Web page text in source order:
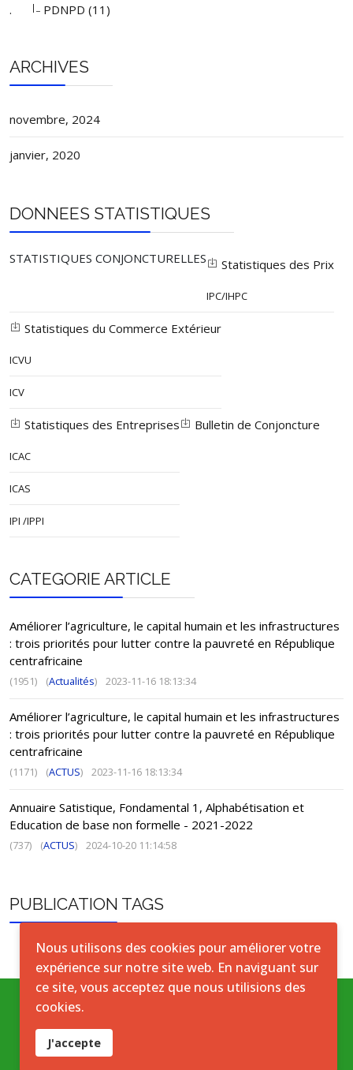
. |_ PDNPD (11)
ARCHIVES
novembre, 2024
janvier, 2020
DONNEES STATISTIQUES
STATISTIQUES CONJONCTURELLES Statistiques des Prix
IPC/IHPC
Statistiques du Commerce Extérieur
ICVU
ICV
Statistiques des Entreprises
ICAC
ICAS
IPI /IPPI
Bulletin de Conjoncture
CATEGORIE ARTICLE
Améliorer l’agriculture, le capital humain et les infrastructures
: trois priorités pour lutter contre la pauvreté en République
centrafricaine
(1951) (Actualités) 2023-11-16 18:13:34
Améliorer l’agriculture, le capital humain et les infrastructures
: trois priorités pour lutter contre la pauvreté en République
centrafricaine
(1171) (ACTUS) 2023-11-16 18:13:34
Annuaire Satistique, Fondamental 1, Alphabétisation et
Education de base non formelle - 2021-2022
(737) (ACTUS) 2024-10-20 11:14:58
PUBLICATION TAGS
Accord de licence ouverte
Nous utilisons des cookies pour améliorer votre
expérience sur notre site web. En naviguant sur
ce site, vous acceptez que nous utilisions des
cookies.
J'accepte